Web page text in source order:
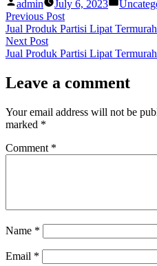
by
admin July 6, 2023
Post
navigation
Previous PostPrevious
post:
Jual Produk Partisi Lipat
Next PostNext
post:
Jual Produk Partisi Lipat
Leave a comment
Your email address will not be
marked *
Comment *
Name *
Email *